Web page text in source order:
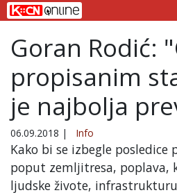
Goran Rodić:
propisanim
je najbolja
06.09.2018 | Info
Kako bi se izbegle
poput zemljitresa, poplava,
ljudske živote,